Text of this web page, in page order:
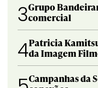
3Grupo
comercial
4Patricia
da Imagem
Campanhas da